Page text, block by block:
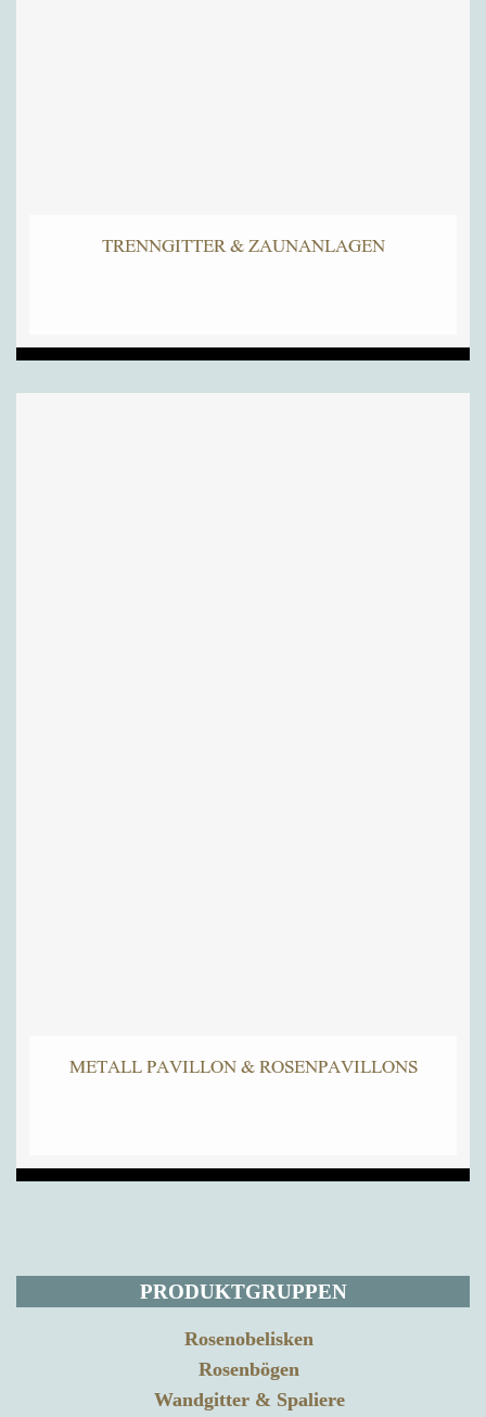
TRENNGITTER & ZAUNANLAGEN
METALL PAVILLON & ROSENPAVILLONS
PRODUKTGRUPPEN
Rosenobelisken
Rosenbögen
Wandgitter & Spaliere